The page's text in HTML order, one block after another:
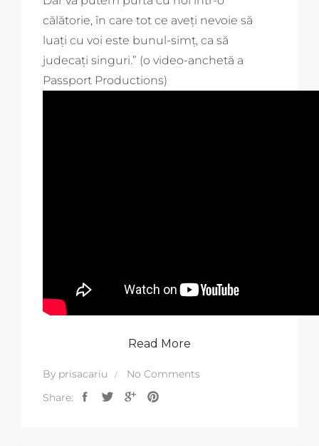
călătorie, în care tot ce aveți nevoie să
luați cu voi este bunul-simț, ca să
judecați singuri.” (o video-anchetă a
Passport Productions)
Read More
By prisacariu
No Comments
Share: